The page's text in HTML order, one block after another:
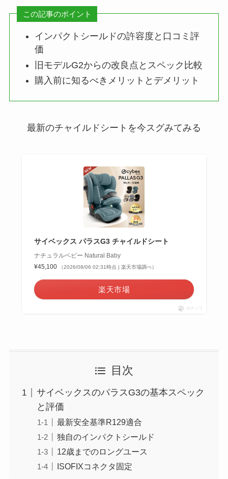
この記事のポイント
インパクトシールドの許容度と口コミ評
価
旧モデルG2からの改良点とスペック比較
購入前に知るべきメリットとデメリット
最新のチャイルドシートを今スグみてみる
サイベックス パラスG3 チャイルドシート
ナチュラルベビー Natural Baby
¥45,100
（2026/08/06 02:31時点 | 楽天市場調べ）
楽天市場
ポチップ
目次
サイベックスのパラスG3の基本スペック
と評価
最新安全基準R129適合
独自のインパクトシールド
12歳までのロングユース
ISOFIXコネクタ固定